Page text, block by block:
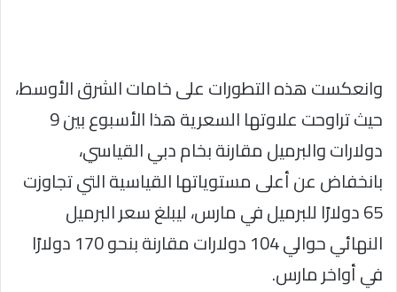
وانعكست هذه التطورات على خامات الشرق الأوسط،
حيث تراوحت علاوتها السعرية هذا الأسبوع بين 9
دولارات والبرميل مقارنة بخام دبي القياسي،
بانخفاض عن أعلى مستوياتها القياسية التي تجاوزت
65 دولارًا للبرميل في مارس، ليبلغ سعر البرميل
النهائي حوالي 104 دولارات مقارنة بنحو 170 دولارًا
في أواخر مارس.